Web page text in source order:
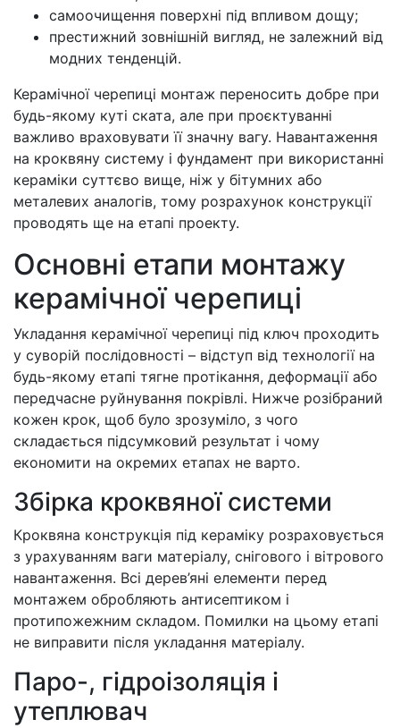
самоочищення поверхні під впливом дощу;
престижний зовнішній вигляд, не залежний від
модних тенденцій.
Керамічної черепиці монтаж переносить добре при
будь-якому куті ската, але при проєктуванні
важливо враховувати її значну вагу. Навантаження
на кроквяну систему і фундамент при використанні
кераміки суттєво вище, ніж у бітумних або
металевих аналогів, тому розрахунок конструкції
проводять ще на етапі проекту.
Основні етапи монтажу
керамічної черепиці
Укладання керамічної черепиці під ключ проходить
у суворій послідовності – відступ від технології на
будь-якому етапі тягне протікання, деформації або
передчасне руйнування покрівлі. Нижче розібраний
кожен крок, щоб було зрозуміло, з чого
складається підсумковий результат і чому
економити на окремих етапах не варто.
Збірка кроквяної системи
Кроквяна конструкція під кераміку розраховується
з урахуванням ваги матеріалу, снігового і вітрового
навантаження. Всі дерев’яні елементи перед
монтажем обробляють антисептиком і
протипожежним складом. Помилки на цьому етапі
не виправити після укладання матеріалу.
Паро-, гідроізоляція і
утеплювач